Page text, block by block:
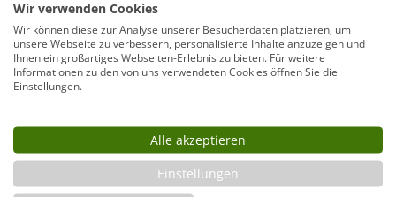
Artikel ansehen
Wir verwenden Cookies
Wir können diese zur Analyse unserer Besucherdaten platzieren, um
unsere Webseite zu verbessern, personalisierte Inhalte anzuzeigen und
Ihnen ein großartiges Webseiten-Erlebnis zu bieten. Für weitere
Informationen zu den von uns verwendeten Cookies öffnen Sie die
Einstellungen.
Alle akzeptieren
Einstellungen